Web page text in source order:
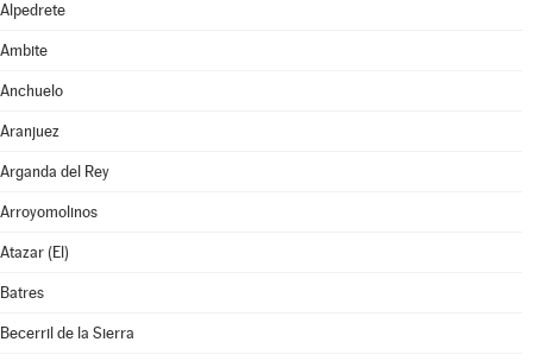
Alpedrete
Ambite
Anchuelo
Aranjuez
Arganda del Rey
Arroyomolinos
Atazar (El)
Batres
Becerril de la Sierra